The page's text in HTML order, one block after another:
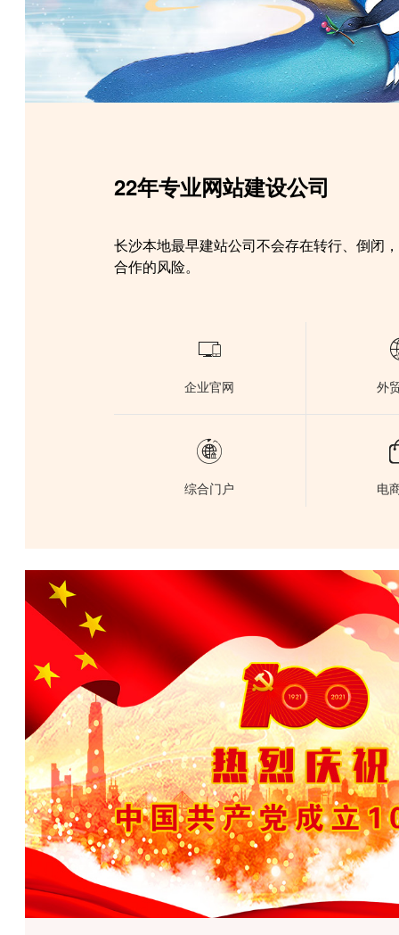
22年专业网站建设公司
长沙本地最早建站公司不会存在转行、倒闭
合作的风险。

企业官网 外

综合门户 电